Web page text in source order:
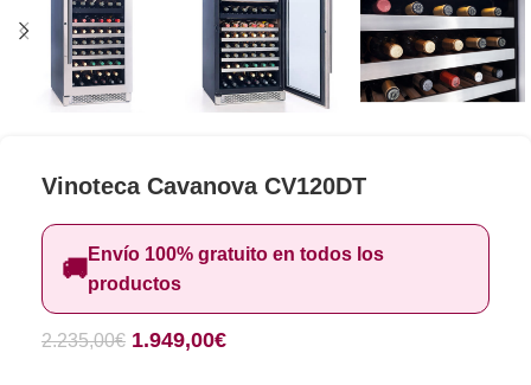
Vinoteca Cavanova CV120DT
🚚Envío 100% gratuito en todos los
productos
2.235,00€ 1.949,00€